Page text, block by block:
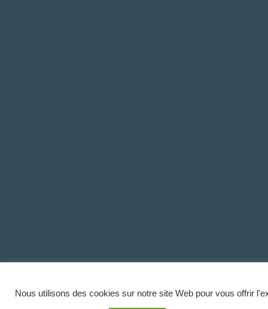
Nous utilisons des cookies sur notre site Web pour vous offrir